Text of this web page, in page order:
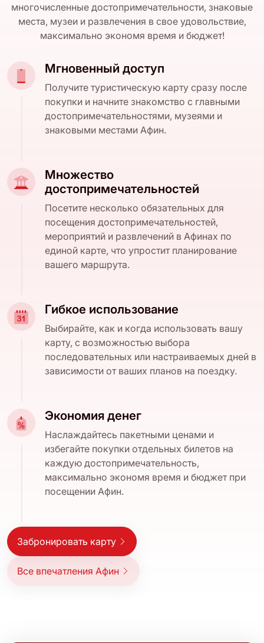
многочисленные достопримечательности, знаковые
места, музеи и развлечения в свое удовольствие,
максимально экономя время и бюджет!
Мгновенный доступ
Получите туристическую карту сразу после
покупки и начните знакомство с главными
достопримечательностями, музеями и
знаковыми местами Афин.
Множество
достопримечательностей
Посетите несколько обязательных для
посещения достопримечательностей,
мероприятий и развлечений в Афинах по
единой карте, что упростит планирование
вашего маршрута.
Гибкое использование
Выбирайте, как и когда использовать вашу
карту, с возможностью выбора
последовательных или настраиваемых дней в
зависимости от ваших планов на поездку.
Экономия денег
Наслаждайтесь пакетными ценами и
избегайте покупки отдельных билетов на
каждую достопримечательность,
максимально экономя время и бюджет при
посещении Афин.
Забронировать карту
Все впечатления Афин